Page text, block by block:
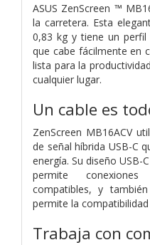
ASUS ZenScreen ™
la carretera. Esta
0,83 kg y tiene un
que cabe fácilmente en
lista para la
cualquier lugar.
Un cable es
ZenScreen MB16ACV
de señal híbrida USB-C
energía. Su diseño USB-
permite
compatibles, y
permite la
Trabaja con